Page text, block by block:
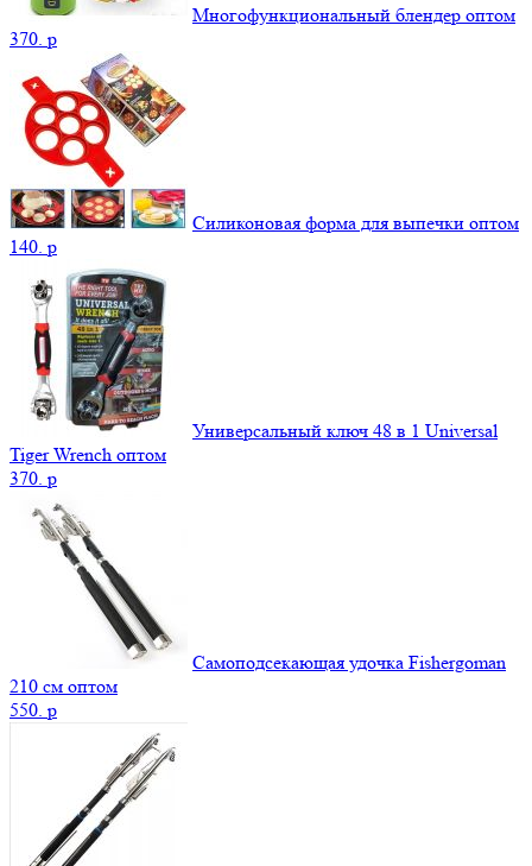
Многофункциональный блендер оптом
370. p
Силиконовая форма для выпечки оптом
140. p
Универсальный ключ 48 в 1 Universal
Tiger Wrench оптом
370. p
Самоподсекающая удочка Fishergoman
210 см оптом
550. p